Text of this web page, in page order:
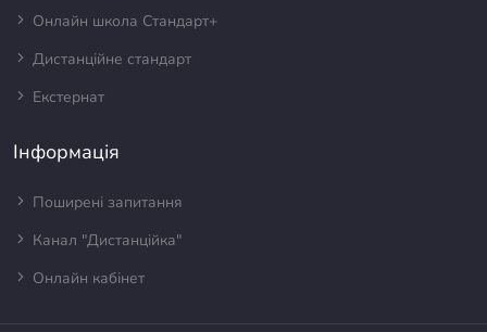
Онлайн школа Стандарт+
Дистанційне стандарт
Екстернат
Інформація
Поширені запитання
Канал "Дистанційка"
Онлайн кабінет